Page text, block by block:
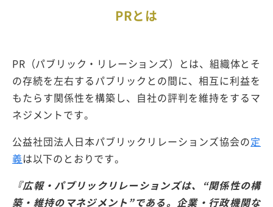
PRとは
PR（パブリック・リレーションズ）とは、組織体とそ
の存続を左右するパブリックとの間に、相互に利益を
もたらす関係性を構築し、自社の評判を維持をするマ
ネジメントです。
公益社団法人日本パブリックリレーションズ協会の定
義は以下のとおりです。
『広報・パブリックリレーションズは、“関係性の構
築・維持のマネジメント”である。企業・行政機関な